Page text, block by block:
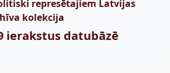
represētajiem Latvijas
kolekcija
ierakstus datubāzē